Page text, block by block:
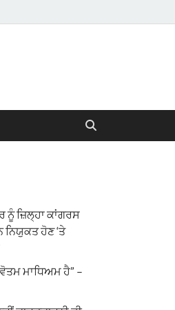
ਜ਼ਿਲ੍ਹਾ ਕਾਂਗਰਸ
ਹੋਣ ‘ਤੇ
ਮਾਧਿਅਮ ਹੈ” –